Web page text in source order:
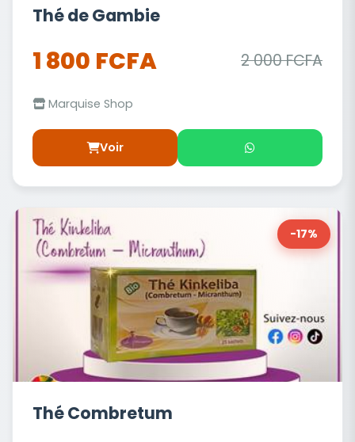
Thé de Gambie
1 800 FCFA 2 000 FCFA
Marquise Shop
Voir
-17%
Thé Combretum